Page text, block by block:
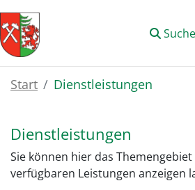
Zum Hauptinhalt springen
Suche
Start Dienstleistungen
Dienstleistungen
Sie können hier das
verfügbaren Leistungen anzeigen